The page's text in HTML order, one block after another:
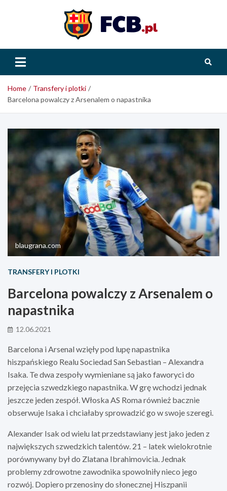
Home
Transfery i plotki
Barcelona powalczy z Arsenalem o napastnika
blaugrana.com
TRANSFERY I PLOTKI
Barcelona powalczy z Arsenalem o
napastnika
12.06.2021
Barcelona i Arsenal wzięły pod lupę napastnika
hiszpańskiego Realu Sociedad San Sebastian – Alexandra
Isaka. Te dwa zespoły wymieniane są jako faworyci do
przejęcia szwedzkiego napastnika. W grę wchodzi jednak
jeszcze jeden zespół. Włoska AS Roma również bacznie
obserwuje Isaka i chciałaby sprowadzić go w swoje szeregi.
Alexander Isak od wielu lat przedstawiany jest jako jeden z
największych szwedzkich talentów. 21 – latek wielokrotnie
porównywany był do Zlatana Ibrahimovicia. Jednak
problemy zdrowotne zawodnika spowolniły nieco jego
rozwój. Dopiero przenosiny do słonecznej Hiszpanii